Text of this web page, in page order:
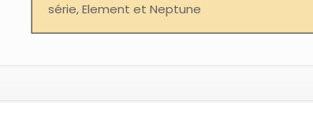
série, Element et Neptune